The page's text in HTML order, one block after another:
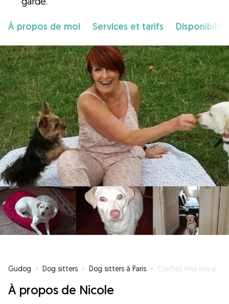
À propos de moi Services et tarifs Disponibilité
Gudog » Dog sitters » Dog sitters à Paris » Confiez moi vos adorables loulous
À propos de Nicole